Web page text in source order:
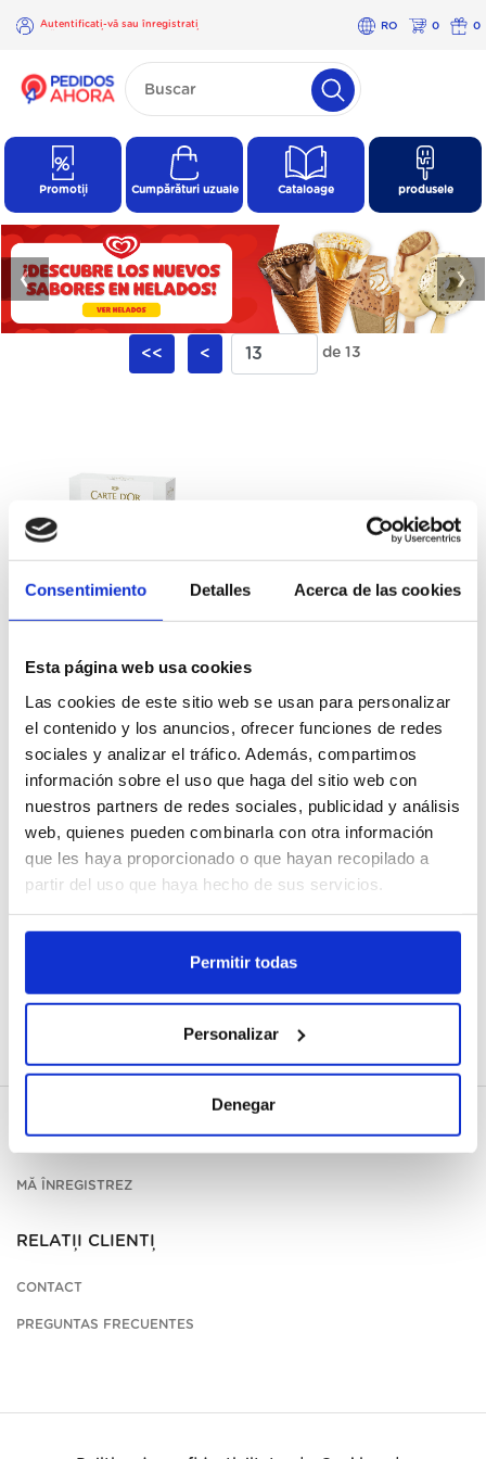
Consentimiento Detalles Acerca de las cookies
Esta página web usa cookies
Las cookies de este sitio web se usan para personalizar
el contenido y los anuncios, ofrecer funciones de redes
sociales y analizar el tráfico. Además, compartimos
información sobre el uso que haga del sitio web con
nuestros partners de redes sociales, publicidad y análisis
web, quienes pueden combinarla con otra información
que les haya proporcionado o que hayan recopilado a
partir del uso que haya hecho de sus servicios.
Permitir todas
Personalizar
Denegar
Autentificați-vă sau înregistrați
RO 0 0
×
Autentificați-
înregistrați-
Promoții Cumpărături uzuale Cataloage produsele
❮ ❯
<< < de 13
Deshidratada sin gluten Caja
520GR
Mă înregistrez
<< < de 13
CONTUL MEU
MĂ ÎNREGISTREZ
RELAȚII CLIENȚI
CONTACT
PREGUNTAS FRECUENTES